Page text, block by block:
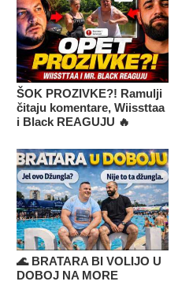
ŠOK PROZIVKE?! Ramulji
čitaju komentare, Wiissttaa
i Black REAGUJU 🔥
🌊 BRATARA BI VOLIJO U
DOBOJ NA MORE